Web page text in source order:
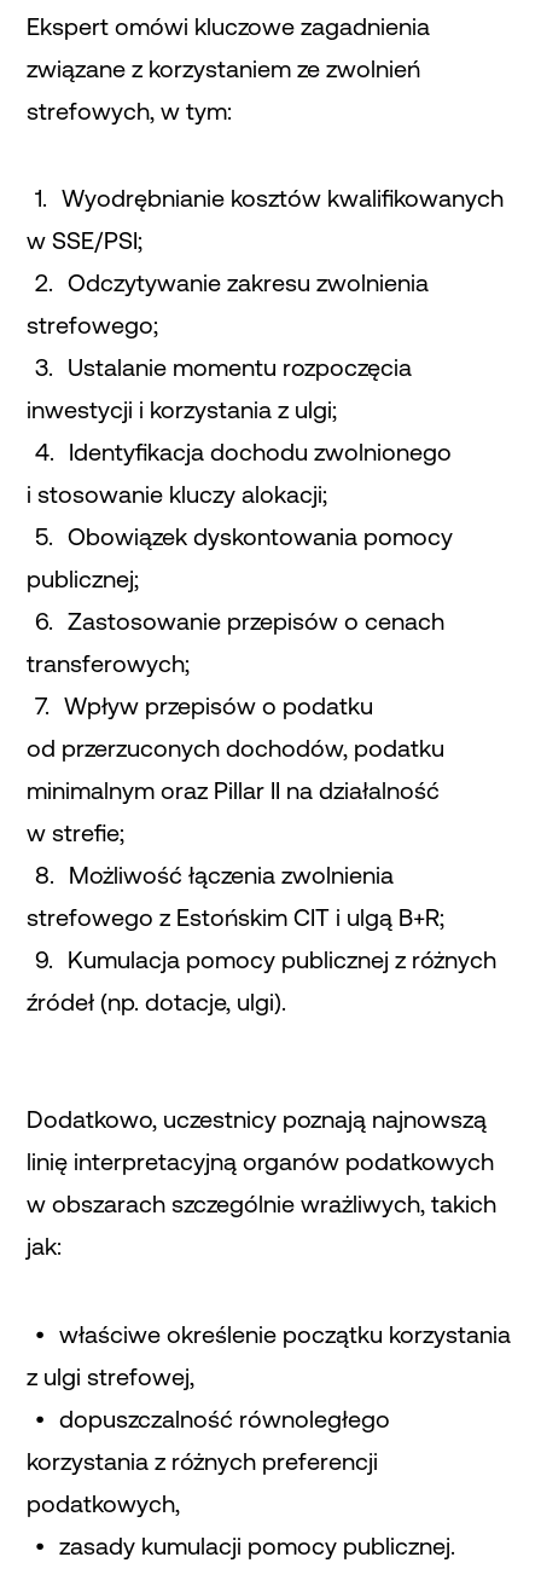
Ekspert omówi kluczowe zagadnienia
związane z korzystaniem ze zwolnień
strefowych, w tym:
Wyodrębnianie kosztów kwalifikowanych
w SSE/PSI;
Odczytywanie zakresu zwolnienia
strefowego;
Ustalanie momentu rozpoczęcia
inwestycji i korzystania z ulgi;
Identyfikacja dochodu zwolnionego
i stosowanie kluczy alokacji;
Obowiązek dyskontowania pomocy
publicznej;
Zastosowanie przepisów o cenach
transferowych;
Wpływ przepisów o podatku
od przerzuconych dochodów, podatku
minimalnym oraz Pillar II na działalność
w strefie;
Możliwość łączenia zwolnienia
strefowego z Estońskim CIT i ulgą B+R;
Kumulacja pomocy publicznej z różnych
źródeł (np. dotacje, ulgi).
Dodatkowo, uczestnicy poznają najnowszą
linię interpretacyjną organów podatkowych
w obszarach szczególnie wrażliwych, takich
jak:
właściwe określenie początku korzystania
z ulgi strefowej,
dopuszczalność równoległego
korzystania z różnych preferencji
podatkowych,
zasady kumulacji pomocy publicznej.